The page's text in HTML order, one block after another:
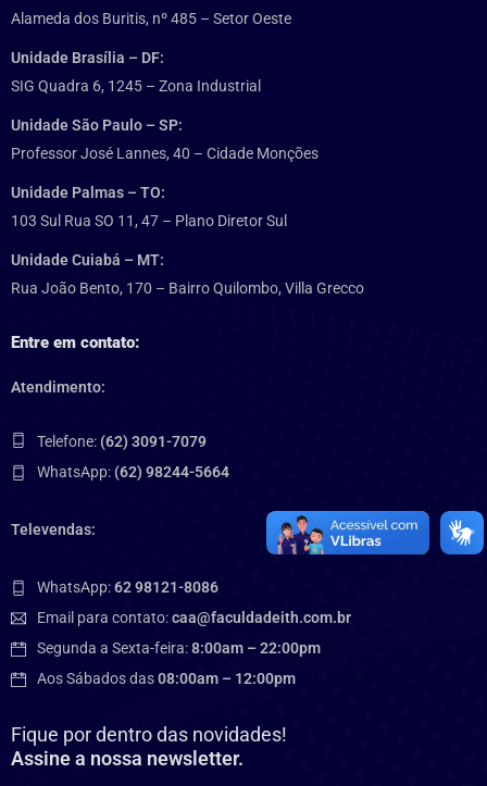
Alameda dos Buritis, nº 485 – Setor Oeste
Unidade Brasília – DF:
SIG Quadra 6, 1245 – Zona Industrial
Unidade São Paulo – SP:
Professor José Lannes, 40 – Cidade Monções
Unidade Palmas – TO:
103 Sul Rua SO 11, 47 – Plano Diretor Sul
Unidade Cuiabá – MT:
Rua João Bento, 170 – Bairro Quilombo, Villa Grecco
Entre em contato:
Atendimento:
Telefone: (62) 3091-7079
WhatsApp: (62) 98244-5664
Televendas:
WhatsApp:62 98121-8086
Email para contato:caa@faculdadeith.com.br
Segunda a Sexta-feira:8:00am – 22:00pm
Aos Sábados das08:00am – 12:00pm
Fique por dentro das novidades!
Assine a nossa newsletter.